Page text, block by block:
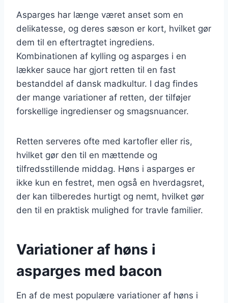
Asparges har længe været anset som en
delikatesse, og deres sæson er kort, hvilket gør
dem til en eftertragtet ingrediens.
Kombinationen af kylling og asparges i en
lækker sauce har gjort retten til en fast
bestanddel af dansk madkultur. I dag findes
der mange variationer af retten, der tilføjer
forskellige ingredienser og smagsnuancer.
Retten serveres ofte med kartofler eller ris,
hvilket gør den til en mættende og
tilfredsstillende middag. Høns i asparges er
ikke kun en festret, men også en hverdagsret,
der kan tilberedes hurtigt og nemt, hvilket gør
den til en praktisk mulighed for travle familier.
Variationer af høns i
asparges med bacon
En af de mest populære variationer af høns i